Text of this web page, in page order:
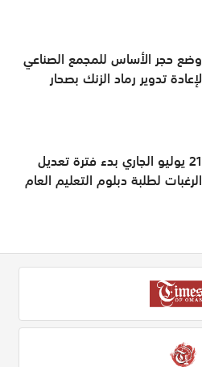
وضع حجر الأساس للمجمع الصناعي
لإعادة تدوير رماد الزنك بصحار
21 يوليو الجاري بدء فترة تعديل
الرغبات لطلبة دبلوم التعليم العام